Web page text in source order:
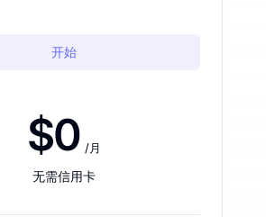
开始
$0 /月
无需信用卡